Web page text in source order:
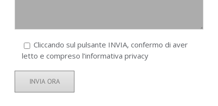
Cliccando sul pulsante INVIA, confermo di aver
letto e compreso l’informativa privacy